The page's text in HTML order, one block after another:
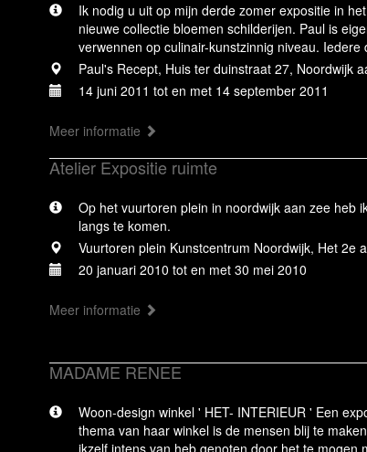
Ik nodig u uit op mijn derde zomer expositie in
nieuwe collectie bloemen schilderijen. Paul is
verwennen op culinair-kunstzinnig niveau.
Paul's Recept, Huis ter duinstraat 27, Noordwijk
14 juni 2011 tot en met 14 september 2011
Meer informatie
Atelier Expositie ruimte
Op het vuurtoren plein in noordwijk aan zee heb
langs te komen.
Vuurtoren plein Kunstcentrum Noordwijk, Het 2e
20 januari 2010 tot en met 30 mei 2010
Meer informatie
MADAME RENEE
Woon-design winkel ' HET- INTERIEUR ' Een
thema van haar winkel is de mensen blij te
ikzelf intens van heb genoten door het te mogen